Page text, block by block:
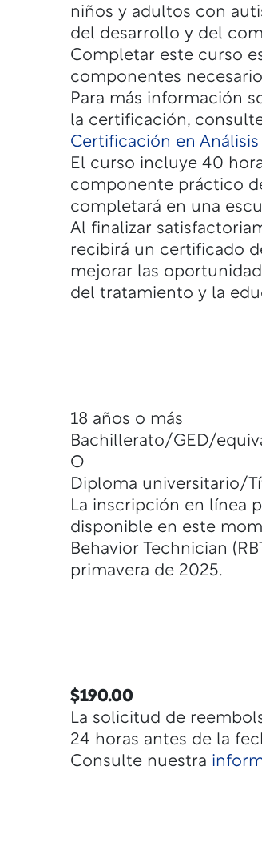
niños y adultos con
del desarrollo y del
Completar este curso
componentes
Para más información
la certificación,
Certificación en
El curso incluye 40
componente práctico
completará en una
Al finalizar
recibirá un certificado
mejorar las
del tratamiento y la
18 años o más
Bachillerato/GED/
O
Diploma universitario/
La inscripción en línea
disponible en este
Behavior Technician
primavera de 2025.
$190.00
La solicitud de
24 horas antes de la
Consulte nuestra